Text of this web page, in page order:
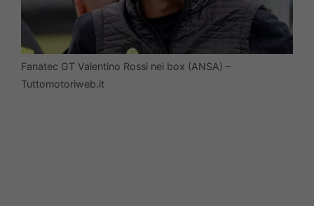
Fanatec GT Valentino Rossi nei box (ANSA) –
Tuttomotoriweb.it